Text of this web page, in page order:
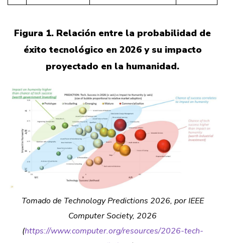
Figura 1. Relación entre la probabilidad de
éxito tecnológico en 2026 y su impacto
proyectado en la humanidad.
Tomado de Technology Predictions 2026, por IEEE
Computer Society, 2026
(https://www.computer.org/resources/2026-tech-